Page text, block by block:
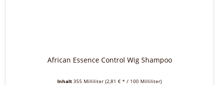
African Essence Control Wig Shampoo
Inhalt 355 Milliliter (2,81 € * / 100 Milliliter)